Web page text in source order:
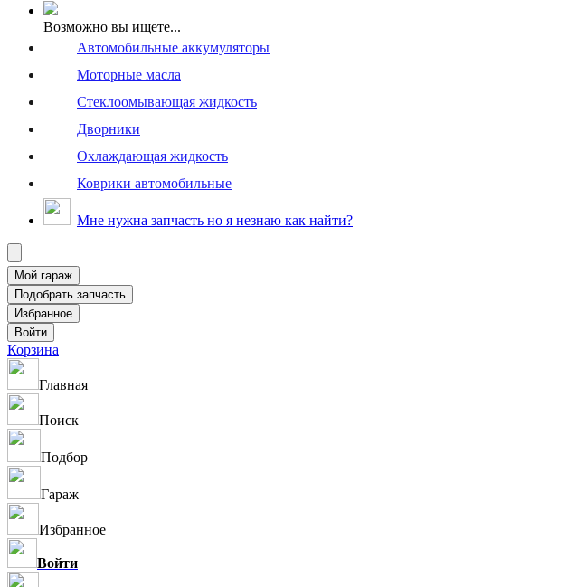
Возможно вы ищете...
Автомобильные аккумуляторы
Моторные масла
Стеклоомывающая жидкость
Дворники
Охлаждающая жидкость
Коврики автомобильные
Мне нужна запчасть но я незнаю как найти?
Корзина
Главная
Поиск
Подбор
Гараж
Избранное
Войти